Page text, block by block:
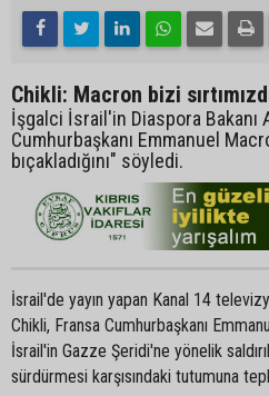
Chikli: Macron bizi
İşgalci İsrail'in Diaspora Bakanı
Cumhurbaşkanı Emmanuel
bıçakladığını" söyledi.
İsrail'de yayın yapan Kanal 14
Chikli, Fransa Cumhurbaşkanı
İsrail'in Gazze Şeridi'ne yönelik
sürdürmesi karşısındaki tutumuna